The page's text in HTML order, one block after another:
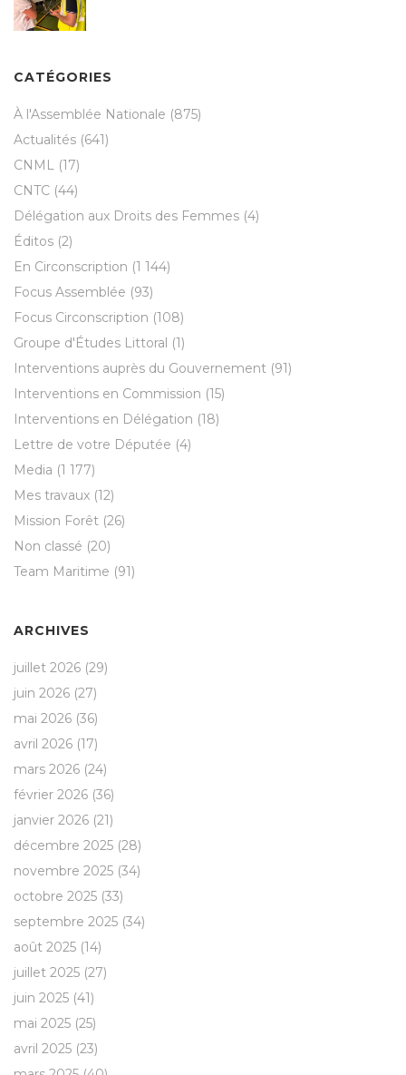
CATÉGORIES
À l'Assemblée Nationale (875)
Actualités (641)
CNML (17)
CNTC (44)
Délégation aux Droits des Femmes (4)
Éditos (2)
En Circonscription (1 144)
Focus Assemblée (93)
Focus Circonscription (108)
Groupe d'Études Littoral (1)
Interventions auprès du Gouvernement (91)
Interventions en Commission (15)
Interventions en Délégation (18)
Lettre de votre Députée (4)
Media (1 177)
Mes travaux (12)
Mission Forêt (26)
Non classé (20)
Team Maritime (91)
ARCHIVES
juillet 2026 (29)
juin 2026 (27)
mai 2026 (36)
avril 2026 (17)
mars 2026 (24)
février 2026 (36)
janvier 2026 (21)
décembre 2025 (28)
novembre 2025 (34)
octobre 2025 (33)
septembre 2025 (34)
août 2025 (14)
juillet 2025 (27)
juin 2025 (41)
mai 2025 (25)
avril 2025 (23)